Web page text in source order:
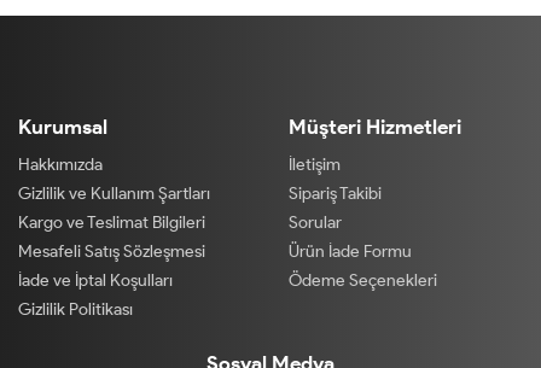
Kurumsal
Hakkımızda
Gizlilik ve Kullanım Şartları
Kargo ve Teslimat Bilgileri
Mesafeli Satış Sözleşmesi
İade ve İptal Koşulları
Gizlilik Politikası
Müşteri Hizmetleri
İletişim
Sipariş Takibi
Sorular
Ürün İade Formu
Ödeme Seçenekleri